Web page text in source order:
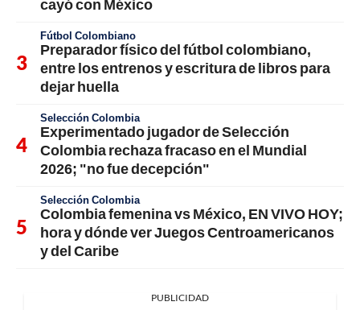
cayó con México
Fútbol Colombiano
Preparador físico del fútbol colombiano,
entre los entrenos y escritura de libros para
dejar huella
Selección Colombia
Experimentado jugador de Selección
Colombia rechaza fracaso en el Mundial
2026; "no fue decepción"
Selección Colombia
Colombia femenina vs México, EN VIVO HOY;
hora y dónde ver Juegos Centroamericanos
y del Caribe
PUBLICIDAD